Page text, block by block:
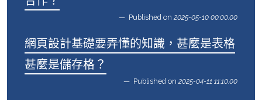
Published on 2025-05-10 00:00:00
網頁設計基礎要弄懂的知識，甚麼是表格
甚麼是儲存格？
Published on 2025-04-11 11:10:00